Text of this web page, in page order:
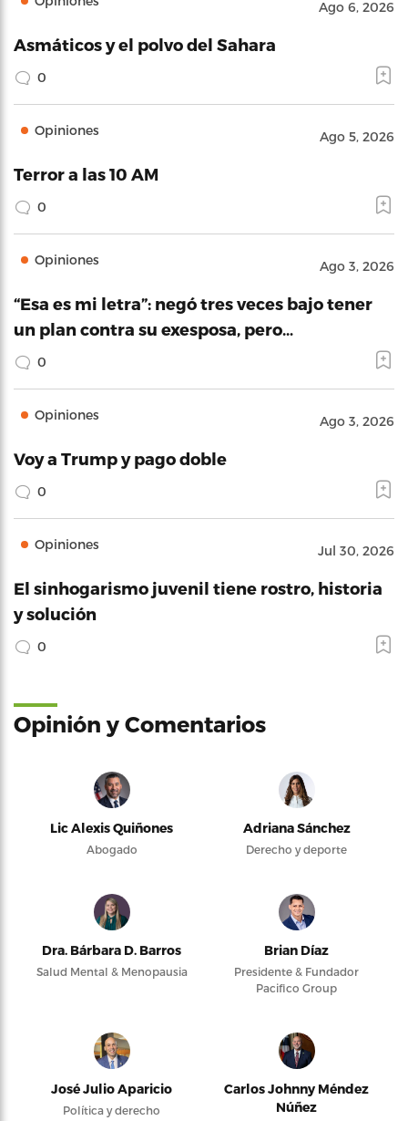
Ago 6, 2026
Asmáticos y el polvo del Sahara
0
Opiniones Ago 5, 2026
Terror a las 10 AM
0
Opiniones Ago 3, 2026
“Esa es mi letra”: negó tres veces bajo tener
un plan contra su exesposa, pero…
0
Opiniones Ago 3, 2026
Voy a Trump y pago doble
0
Opiniones Jul 30, 2026
El sinhogarismo juvenil tiene rostro, historia
y solución
0
Opinión y Comentarios
Lic Alexis Quiñones
Abogado
Adriana Sánchez
Derecho y deporte
Dra. Bárbara D. Barros
Salud Mental & Menopausia
Brian Díaz
Presidente & Fundador
Pacifico Group
José Julio Aparicio
Política y derecho
Carlos Johnny Méndez
Núñez